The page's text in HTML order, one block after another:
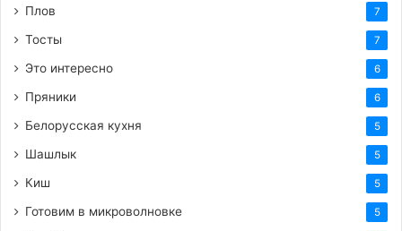
Плов 7
Тосты 7
Это интересно 6
Пряники 6
Белорусская кухня 5
Шашлык 5
Киш 5
Готовим в микроволновке 5